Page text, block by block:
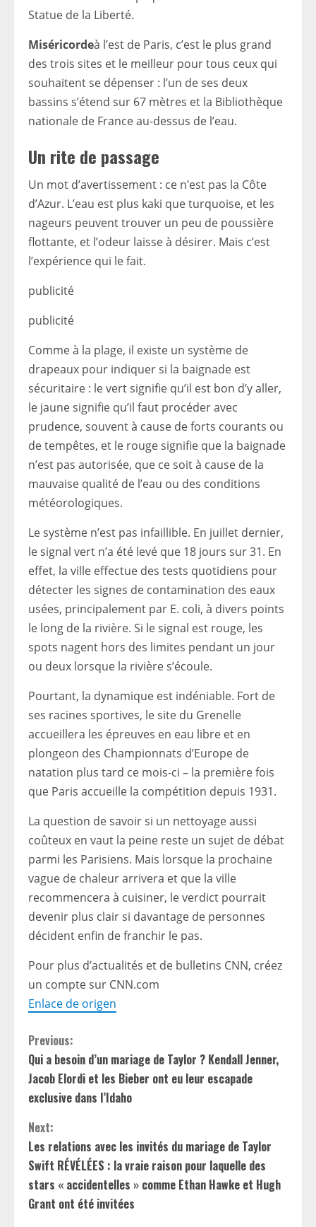
Statue de la Liberté.
Miséricordeà l’est de Paris, c’est le plus grand
des trois sites et le meilleur pour tous ceux qui
souhaitent se dépenser : l’un de ses deux
bassins s’étend sur 67 mètres et la Bibliothèque
nationale de France au-dessus de l’eau.
Un rite de passage
Un mot d’avertissement : ce n’est pas la Côte
d’Azur. L’eau est plus kaki que turquoise, et les
nageurs peuvent trouver un peu de poussière
flottante, et l’odeur laisse à désirer. Mais c’est
l’expérience qui le fait.
publicité
publicité
Comme à la plage, il existe un système de
drapeaux pour indiquer si la baignade est
sécuritaire : le vert signifie qu’il est bon d’y aller,
le jaune signifie qu’il faut procéder avec
prudence, souvent à cause de forts courants ou
de tempêtes, et le rouge signifie que la baignade
n’est pas autorisée, que ce soit à cause de la
mauvaise qualité de l’eau ou des conditions
météorologiques.
Le système n’est pas infaillible. En juillet dernier,
le signal vert n’a été levé que 18 jours sur 31. En
effet, la ville effectue des tests quotidiens pour
détecter les signes de contamination des eaux
usées, principalement par E. coli, à divers points
le long de la rivière. Si le signal est rouge, les
spots nagent hors des limites pendant un jour
ou deux lorsque la rivière s’écoule.
Pourtant, la dynamique est indéniable. Fort de
ses racines sportives, le site du Grenelle
accueillera les épreuves en eau libre et en
plongeon des Championnats d’Europe de
natation plus tard ce mois-ci – la première fois
que Paris accueille la compétition depuis 1931.
La question de savoir si un nettoyage aussi
coûteux en vaut la peine reste un sujet de débat
parmi les Parisiens. Mais lorsque la prochaine
vague de chaleur arrivera et que la ville
recommencera à cuisiner, le verdict pourrait
devenir plus clair si davantage de personnes
décident enfin de franchir le pas.
Pour plus d’actualités et de bulletins CNN, créez
un compte sur CNN.com
Enlace de origen
C
o
n
t
i
n
Previous:
Qui a besoin d’un mariage de Taylor ? Kendall Jenner,
Jacob Elordi et les Bieber ont eu leur escapade
exclusive dans l’Idaho
Next:
Les relations avec les invités du mariage de Taylor
Swift RÉVÉLÉES : la vraie raison pour laquelle des
stars « accidentelles » comme Ethan Hawke et Hugh
Grant ont été invitées